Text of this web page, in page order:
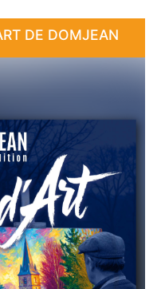
DE DOMJEAN